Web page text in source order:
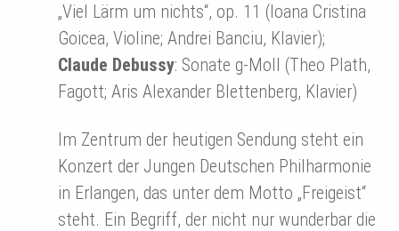
„Viel Lärm um nichts“, op. 11 (Ioana Cristina
Goicea, Violine; Andrei Banciu, Klavier);
Claude Debussy: Sonate g-Moll (Theo Plath,
Fagott; Aris Alexander Blettenberg, Klavier)
Im Zentrum der heutigen Sendung steht ein
Konzert der Jungen Deutschen Philharmonie
in Erlangen, das unter dem Motto „Freigeist“
steht. Ein Begriff, der nicht nur wunderbar die